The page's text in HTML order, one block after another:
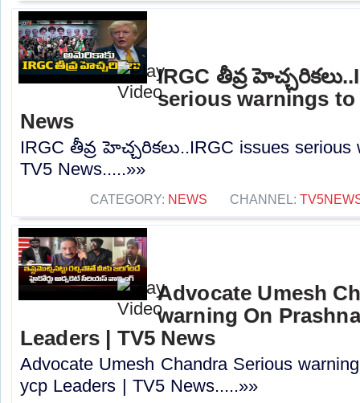
IRGC తీవ్ర
serious warnings to
News
IRGC తీవ్ర హెచ్చరికలు..IRGC issues serious
TV5 News.....»»
CATEGORY: NEWS CHANNEL:
Advocate Umesh
warning On
Leaders | TV5 News
Advocate Umesh Chandra Serious
ycp Leaders | TV5 News.....»»